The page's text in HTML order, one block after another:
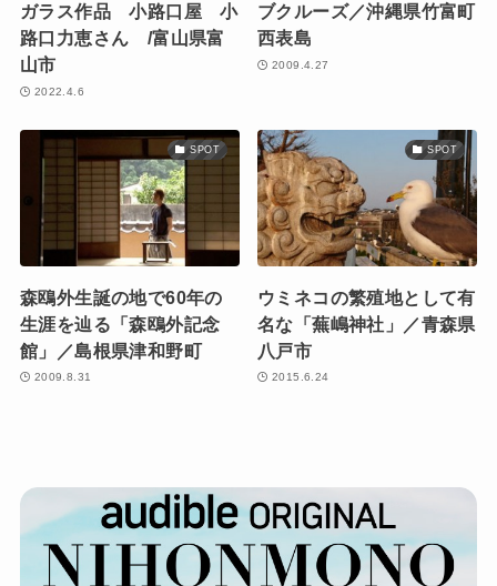
ガラス作品 小路口屋 小
路口力恵さん /富山県富
山市
2022.4.6
ブクルーズ／沖縄県竹富町
西表島
2009.4.27
SPOT
森鴎外生誕の地で60年の
生涯を辿る「森鴎外記念
館」／島根県津和野町
2009.8.31
SPOT
ウミネコの繁殖地として有
名な「蕪嶋神社」／青森県
八戸市
2015.6.24